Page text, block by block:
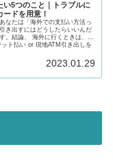
5つのこと｜トラブルに
ドを用意！
なたは「海外での支払い方法っ
き出すにはどうしたらいいんだ
。結論、 海外に行くときは、・
ト払い or 現地ATM引き出しを
引き出しを行うには「事前準
あるので、「知っておけば苦労
2023.01.29